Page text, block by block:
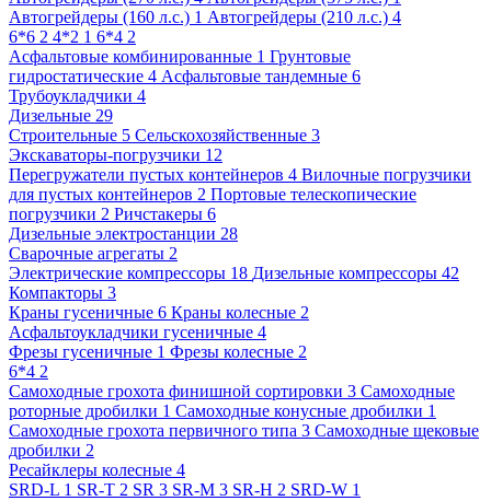
Автогрейдеры (160 л.с.) 1 Автогрейдеры (210 л.с.) 4
6*6 2 4*2 1 6*4 2
Асфальтовые комбинированные 1 Грунтовые
гидростатические 4 Асфальтовые тандемные 6
Трубоукладчики 4
Дизельные 29
Строительные 5 Сельскохозяйственные 3
Экскаваторы-погрузчики 12
Перегружатели пустых контейнеров 4 Вилочные погрузчики
для пустых контейнеров 2 Портовые телескопические
погрузчики 2 Ричстакеры 6
Дизельные электростанции 28
Сварочные агрегаты 2
Электрические компрессоры 18 Дизельные компрессоры 42
Компакторы 3
Краны гусеничные 6 Краны колесные 2
Асфальтоукладчики гусеничные 4
Фрезы гусеничные 1 Фрезы колесные 2
6*4 2
Самоходные грохота финишной сортировки 3 Самоходные
роторные дробилки 1 Самоходные конусные дробилки 1
Самоходные грохота первичного типа 3 Самоходные щековые
дробилки 2
Ресайклеры колесные 4
SRD-L 1 SR-T 2 SR 3 SR-M 3 SR-H 2 SRD-W 1